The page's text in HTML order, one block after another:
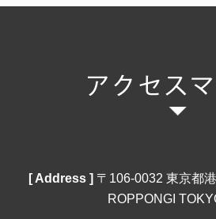
[ Address ] 〒106‐0032 東京都
ROPPONGI